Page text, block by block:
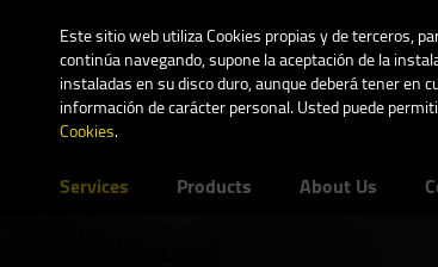
Este sitio web utiliza Cookies propias y de terceros,
continúa navegando, supone la aceptación de la
instaladas en su disco duro, aunque deberá tener en
información de carácter personal. Usted puede
Cookies.
Services Products About Us